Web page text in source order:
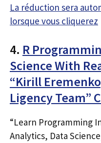
La réduction sera
lorsque vous cliquerez
4. R
Science With
“Kirill
Ligency Team”
“Learn Programming
Analytics, Data